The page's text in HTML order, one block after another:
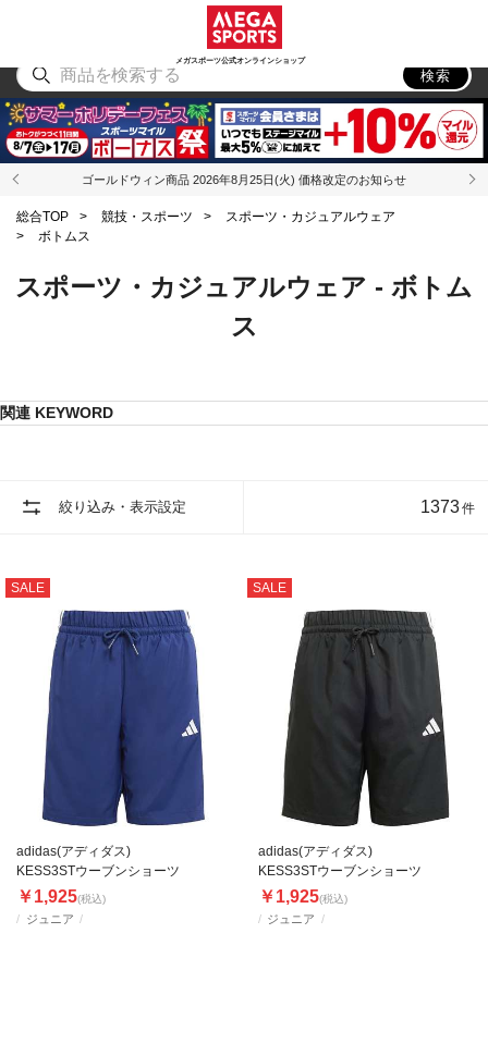
メガスポーツ公式オンラインショップ
アウトドア
検索
ゴールドウィン商品 2026年8月25日(火) 価格改定のお知らせ
総合TOP > 競技・スポーツ >
スポーツ・カジュアルウェア
>
ボトムス
スポーツ・カジュアルウェア - ボトム
ス
関連 KEYWORD
絞り込み・表示設定 1373件
SALE
ジュニア
adidas(アディダス)
KESS3STウーブンショーツ
￥1,925(税込)
SALE
ジュニア
adidas(アディダス)
KESS3STウーブンショーツ
￥1,925(税込)